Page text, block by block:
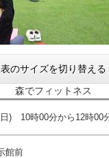
表のサイズを切り替える
森でフィットネス
日) 10時00分から12時
館前